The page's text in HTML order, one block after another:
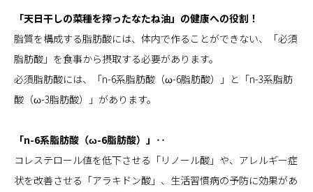
「天日干しの菜種を搾ったなたね油」の健康への役割！
脂質を構成する脂肪酸には、体内で作ることができない、「必須
脂肪酸」を食事から摂取する必要があります。
必須脂肪酸には、「n-6系脂肪酸（ω-6脂肪酸）」と「n-3系脂肪
酸（ω-3脂肪酸）」があります。
「n-6系脂肪酸（ω-6脂肪酸）」‥
コレステロール値を低下させる「リノール酸」や、アレルギー症
状を改善させる「アラキドン酸」、生活習慣病の予防に効果があ